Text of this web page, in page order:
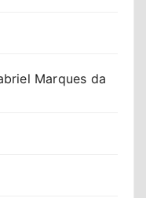
Marques da